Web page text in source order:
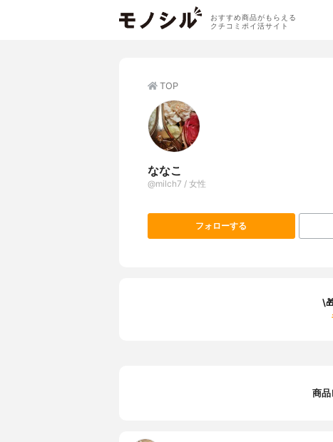
おすすめ商品がもらえる
クチコミポイ活サイト
TOP
ななこ
@milch7 / 女性
フォローする
商品